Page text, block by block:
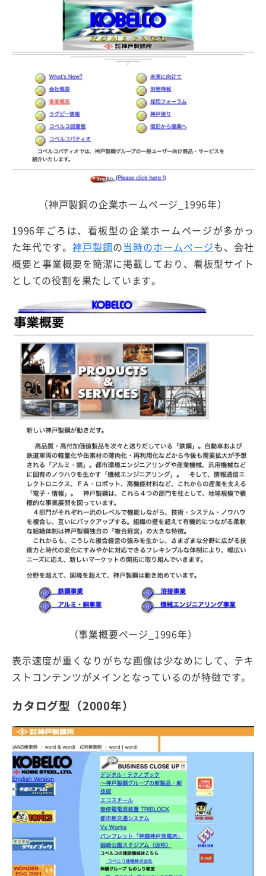
（神戸製鋼の企業ホームページ_1996年）
1996年ごろは、看板型の企業ホームページが多かっ
た年代です。神戸製鋼の当時のホームページも、会社
概要と事業概要を簡潔に掲載しており、看板型サイト
としての役割を果たしています。
（事業概要ページ_1996年）
表示速度が重くなりがちな画像は少なめにして、テキ
ストコンテンツがメインとなっているのが特徴です。
カタログ型（2000年）